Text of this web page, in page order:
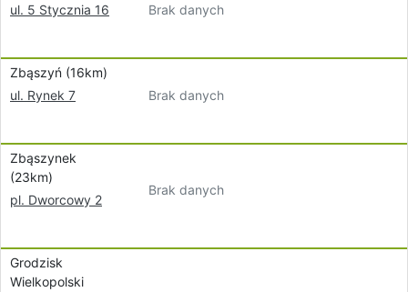
ul. 5 Stycznia 16
Brak danych
Zbąszyń (16km)
ul. Rynek 7
Brak danych
Zbąszynek
(23km)
pl. Dworcowy 2
Brak danych
Grodzisk
Wielkopolski